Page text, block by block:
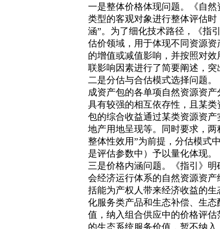
一是整体价格体现问题。《自
类型的客观对象进行整体评估
涵”。为了细化技术路径，《指
估价领域，用于体现不同资源
的增值或减值影响，并按照对
联影响因素进行了简要阐述，突
二是分估与合估模式选择问题
成资产包的各单项自然资源资
具有较强的相互依存性，且某
包的综合收益通过某类资源资
地产用地呈现等。同时要求，两
整体性效用”为前提，分估模式
是评估参数中）予以量化体现。
三是价格内涵问题。《指引》
会经济运行体系的自然资源资
括能为产权人带来经济收益的
化服务类产品和生态补偿、生
值，纳入组合供应中的价格评
的生态系统服务价值，暂不纳入